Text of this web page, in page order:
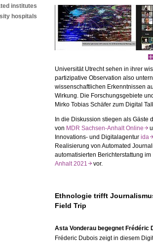
institutes
hospitals
Universität Utrecht sehen in ihrer
partizipative Observation also
wissenschaftlichen Erkenntnissen
Wirkung. Die Forschungsgebiete
Mirko Tobias Schäfer zum Digital
In die Diskussion stiegen als Gäste
von MDR Sachsen-Anhalt Online
Innovations- und Digitalagentur ida
Realisierung von Automated
automatisierten Berichterstattung
Anhalt 2021vor.
Ethnologie trifft
Field Trip
Asta Vonderau begegnet Frédéric
Fréderic Dubois zeigt in diesem